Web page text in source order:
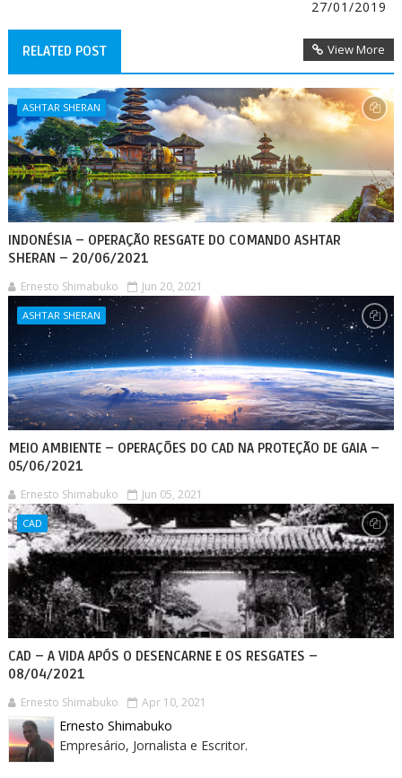
27/01/2019
RELATED POST View More
ASHTAR SHERAN
INDONÉSIA – OPERAÇÃO RESGATE DO COMANDO ASHTAR
SHERAN – 20/06/2021
Ernesto Shimabuko Jun 20, 2021
ASHTAR SHERAN
MEIO AMBIENTE – OPERAÇÕES DO CAD NA PROTEÇÃO DE GAIA –
05/06/2021
Ernesto Shimabuko Jun 05, 2021
CAD
CAD – A VIDA APÓS O DESENCARNE E OS RESGATES –
08/04/2021
Ernesto Shimabuko Apr 10, 2021
Ernesto Shimabuko
Empresário, Jornalista e Escritor.